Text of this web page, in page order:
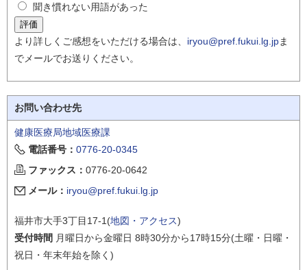
聞き慣れない用語があった
より詳しくご感想をいただける場合は、 iryou@pref.fukui.lg.jpま
でメールでお送りください。
お問い合わせ先
健康医療局地域医療課
電話番号： 0776-20-0345
ファックス： 0776-20-0642
メール： iryou@pref.fukui.lg.jp
福井市大手3丁目17-1(地図・アクセス)
受付時間 月曜日から金曜日 8時30分から17時15分(土曜・日曜・
祝日・年末年始を除く)